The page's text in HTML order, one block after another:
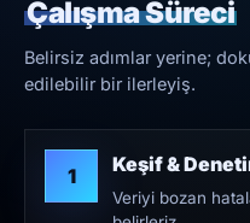
Çalışma Süreci
Belirsiz adımlar yerine;
edilebilir bir ilerleyiş.
1 Keşif &
Veriyi bozan